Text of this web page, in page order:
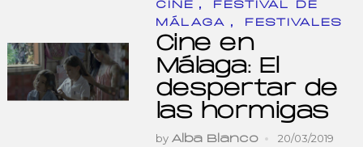
CINE ,
FESTIVAL DE
MÁLAGA , FESTIVALES
Cine en
Málaga: El
despertar de
las hormigas
by Alba Blanco 20/03/2019